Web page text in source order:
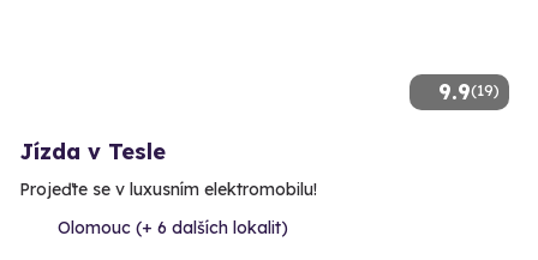
9.9(19)
Jízda v Tesle
Projeďte se v luxusním elektromobilu!
Olomouc (+ 6 dalších lokalit)